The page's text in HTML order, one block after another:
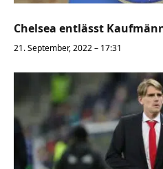
Chelsea entlässt
21. September, 2022 – 17:31